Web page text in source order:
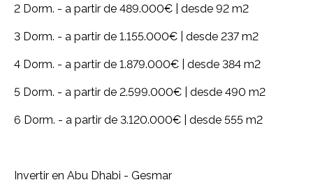
2 Dorm. - a partir de 489.000€ | desde 92 m2
3 Dorm. - a partir de 1.155.000€ | desde 237 m2
4 Dorm. - a partir de 1.879.000€ | desde 384 m2
5 Dorm. - a partir de 2.599.000€ | desde 490 m2
6 Dorm. - a partir de 3.120.000€ | desde 555 m2
Invertir en Abu Dhabi - Gesmar